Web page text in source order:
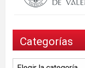
Categorías
Categorías